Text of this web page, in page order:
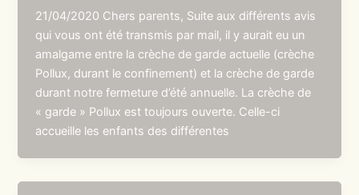
21/04/2020 Chers parents, Suite aux différents avis
qui vous ont été transmis par mail, il y aurait eu un
amalgame entre la crèche de garde actuelle (crèche
Pollux, durant le confinement) et la crèche de garde
durant notre fermeture d’été annuelle. La crèche de
« garde » Pollux est toujours ouverte. Celle-ci
accueille les enfants des différentes